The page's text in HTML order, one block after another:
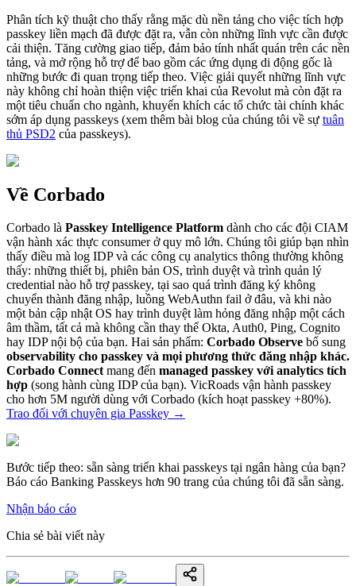
Phân tích kỹ thuật cho thấy rằng mặc dù nền tảng cho việc tích hợp
passkey liền mạch đã được đặt ra, vẫn còn những lĩnh vực cần được
cải thiện. Tăng cường giao tiếp, đảm bảo tính nhất quán trên các nền
tảng, và mở rộng hỗ trợ để bao gồm các ứng dụng di động gốc là
những bước đi quan trọng tiếp theo. Việc giải quyết những lĩnh vực
này không chỉ hoàn thiện việc triển khai của Revolut mà còn đặt ra
một tiêu chuẩn cho ngành, khuyến khích các tổ chức tài chính khác
sớm áp dụng passkeys (xem thêm bài blog của chúng tôi về sự tuân
thủ PSD2 của passkeys).
Về Corbado
Corbado là Passkey Intelligence Platform dành cho các đội CIAM
vận hành xác thực consumer ở quy mô lớn. Chúng tôi giúp bạn nhìn
thấy điều mà log IDP và các công cụ analytics thông thường không
thấy: những thiết bị, phiên bản OS, trình duyệt và trình quản lý
credential nào hỗ trợ passkey, tại sao quá trình đăng ký không
chuyển thành đăng nhập, luồng WebAuthn fail ở đâu, và khi nào
một bản cập nhật OS hay trình duyệt làm hỏng đăng nhập một cách
âm thầm, tất cả mà không cần thay thế Okta, Auth0, Ping, Cognito
hay IDP nội bộ của bạn. Hai sản phẩm: Corbado Observe bổ sung
observability cho passkey và mọi phương thức đăng nhập khác.
Corbado Connectmang đến managed passkey với analytics tích
hợp (song hành cùng IDP của bạn). VicRoads vận hành passkey
cho hơn 5M người dùng với Corbado (kích hoạt passkey +80%).
Trao đổi với chuyên gia Passkey →
Bước tiếp theo: sẵn sàng triển khai passkeys tại ngân hàng của bạn?
Báo cáo Banking Passkeys hơn 90 trang của chúng tôi đã sẵn sàng.
Nhận báo cáo
Chia sẻ bài viết này